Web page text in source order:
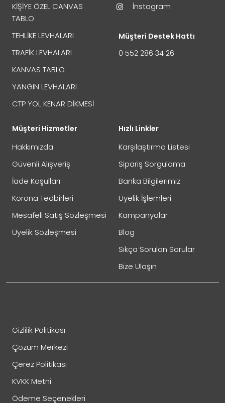
Hasarsız olması
Kullanılmamış olması
olması
Fatura veya sipariş numarasıyla birlikte gönderilmesi
Değişim talebi teslimattan itibaren14 gün içinde
yapılmalıdır.
gönderilmelidir.
Kişiye özel ürünlerde
sadece üretim kaynaklı
hatalarda
değişim mümkündür.
Montaj veya materyal kusurları
Hızlı Linkler
Karşılaştırma Listesi
Sipariş Sorgulama
Banka Bilgilerimiz
Üyelik İşlemleri
Kampanyalar
Blog
Sıkça Sorulan Sorular
Bize Ulaşın
Müşteri Hizmetler
Hakkımızda
Güvenli Alışveriş
İade Koşulları
Korona Tedbirleri
Mesafeli Satış Sözleşmesi
Üyelik Sözleşmesi
Gizlilik Politikası
Çözüm Merkezi
Çerez Politikası
KVKK Metni
Ödeme Seçenekleri
KİŞİYE ÖZEL CANVAS
TABLO
TEHLİKE LEVHALARI
TRAFİK LEVHALARI
KANVAS TABLO
YANGIN LEVHALARI
CTP YOL KENAR DİKMESİ
İnstagram
Müşteri Destek Hattı
0 552 286 34 26